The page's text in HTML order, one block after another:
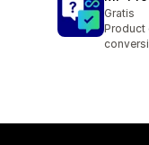
Gratis
Product